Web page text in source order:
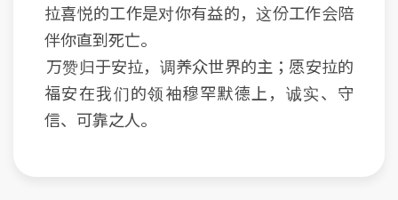
拉喜悦的工作是对你有益的，这份工作会陪
伴你直到死亡。
万赞归于安拉，调养众世界的主；愿安拉的
福安在我们的领袖穆罕默德上，诚实、守
信、可靠之人。